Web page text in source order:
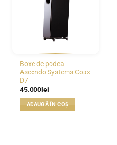
Boxe de podea
Ascendo Systems Coax
D7
45.000lei
ADAUGĂ ÎN COȘ